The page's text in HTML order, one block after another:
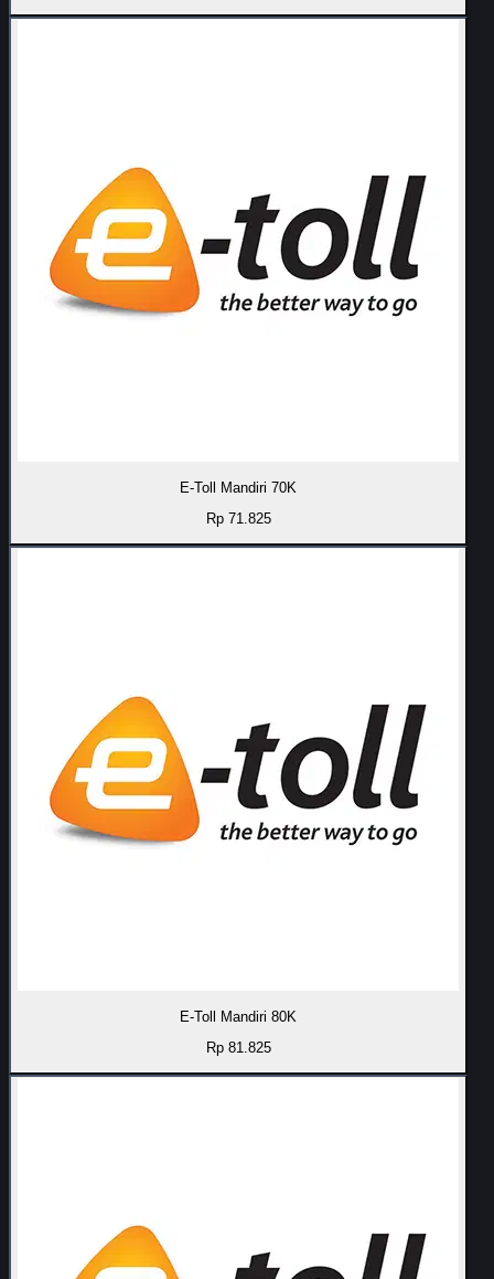
E-Toll Mandiri 70K
Rp 71.825
E-Toll Mandiri 80K
Rp 81.825